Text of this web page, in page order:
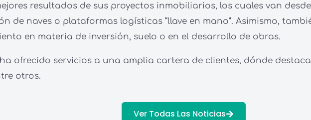
resultados de sus proyectos inmobiliarios, los cuales van
de naves o plataformas logísticas “llave en mano”. Asimismo,
en materia de inversión, suelo o en el desarrollo de obras.
ofrecido servicios a una amplia cartera de clientes, dónde
otros.
Ver Todas Las Noticias